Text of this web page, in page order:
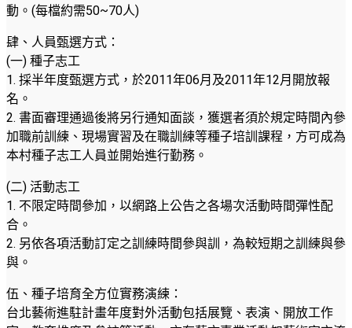
動。(每檔約需50~70人)
肆、人員甄選方式：
(一) 種子志工
1. 採半年度甄選方式，於2011年06月及2011年12月開放報
名。
2. 書面審理通過後將另行通知面談，獲選者須於規定時間內參
加職前訓練、現場實習及在職訓練等種子培訓課程，方可成為
本村種子志工人員並開始進行勤務。
(二) 活動志工
1. 不限定時間參加，以網路上公告之各場次活動時間彈性配
合。
2. 另依各項活動訂定之訓練時間參與訓，為較短期之訓練與參
與。
伍、種子培育全方位實務演練：
台北藝術進駐計畫年度對外活動包括展覽、表演、開放工作